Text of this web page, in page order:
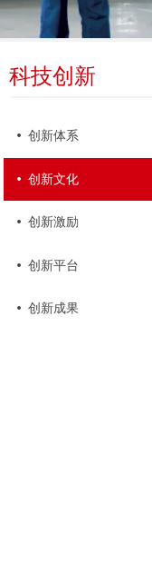
科技创新
넸 创新体系
넸 创新文化
넸 创新激励
넸 创新平台
넸 创新成果